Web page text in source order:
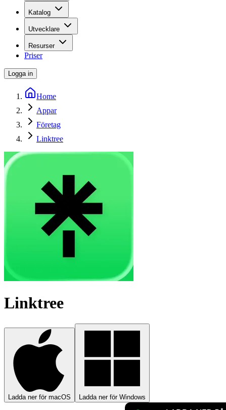
Katalog
Utvecklare
Resurser
Priser
Logga in
Home
Appar
Företag
Linktree
Linktree
Ladda ner för macOS Ladda ner för Windows